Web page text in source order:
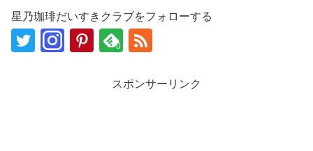
星乃珈琲だいすきクラブをフォローする
0
スポンサーリンク